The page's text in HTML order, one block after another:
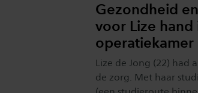
Gezondheid
voor Lize
operatiekamer
Lize de Jong (22) had
de zorg. Met haar